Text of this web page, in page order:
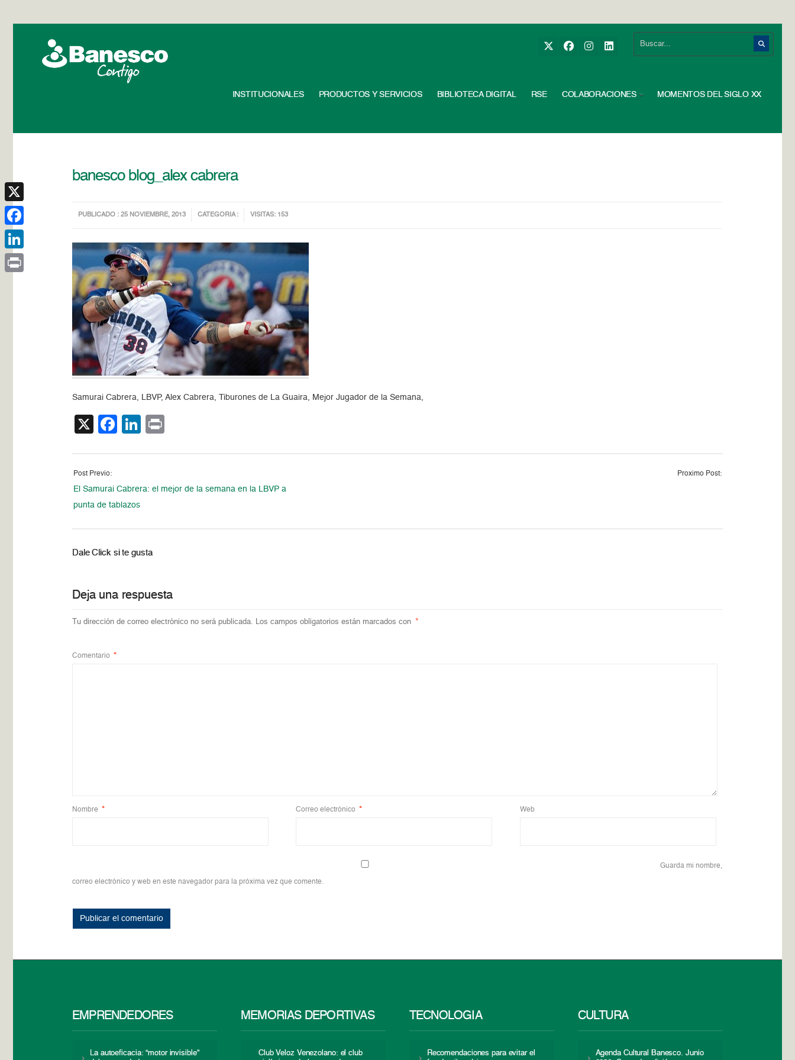
INSTITUCIONALES PRODUCTOS Y SERVICIOS BIBLIOTECA DIGITAL RSE COLABORACIONES MOMENTOS DEL SIGLO XX
banesco blog_alex cabrera
PUBLICADO : 25 NOVIEMBRE, 2013 CATEGORIA : VISITAS: 153
Samurai Cabrera, LBVP, Alex Cabrera, Tiburones de La Guaira, Mejor Jugador de la Semana,
X Facebook
LinkedIn
Post Previo:
El Samurai Cabrera: el mejor de la semana en la LBVP a
punta de tablazos
Proximo Post:
Dale Click si te gusta
Deja una respuesta
Tu dirección de correo electrónico no será publicada. Los campos obligatorios están marcados con *
Comentario *
Nombre * Correo electrónico * Web
Guarda mi nombre,
correo electrónico y web en este navegador para la próxima vez que comente.
EMPRENDEDORES
La autoeficacia: “motor invisible”
MEMORIAS DEPORTIVAS
Club Veloz Venezolano: el club
TECNOLOGÍA
Recomendaciones para evitar el
CULTURA
Agenda Cultural Banesco. Junio
X
Facebook
LinkedIn